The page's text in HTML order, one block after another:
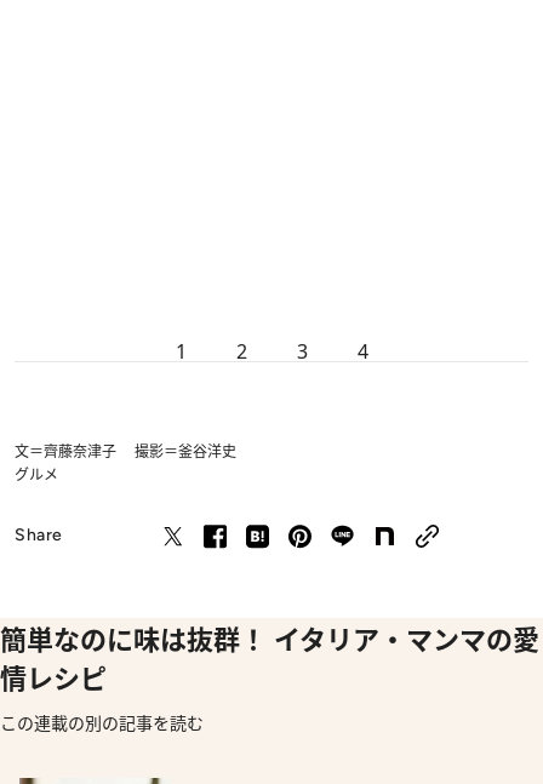
1 2 3 4
文＝齊藤奈津子 撮影＝釜谷洋史
グルメ
Share
簡単なのに味は抜群！ イタリア・マンマの愛
情レシピ
この連載の別の記事を読む